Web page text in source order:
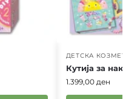
ДЕТСКА
Кутија за
1.399,00 ден